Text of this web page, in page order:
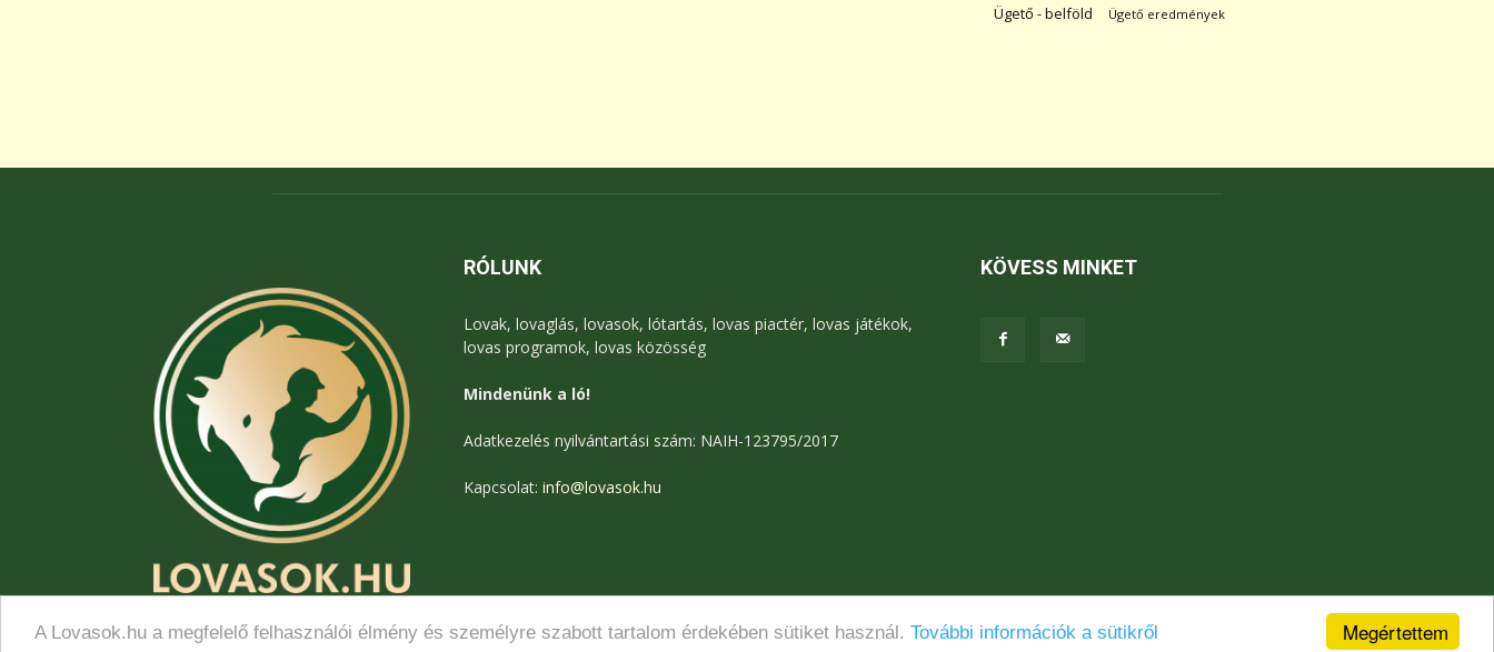
Megértettem
A Lovasok.hu a megfelelő felhasználói élmény és személyre szabott tartalom érdekében sütiket használ. További információk a sütikről
Ügető - belföld Ügető eredmények
RÓLUNK
Lovak, lovaglás, lovasok, lótartás, lovas piactér, lovas játékok,
lovas programok, lovas közösség
Mindenünk a ló!
Adatkezelés nyilvántartási szám: NAIH-123795/2017
Kapcsolat: info@lovasok.hu
KÖVESS MINKET
Médiaajánlat Adatkezelési tájékoztató Jogi nyilatkozat Kapcsolat
© Lovasok.hu